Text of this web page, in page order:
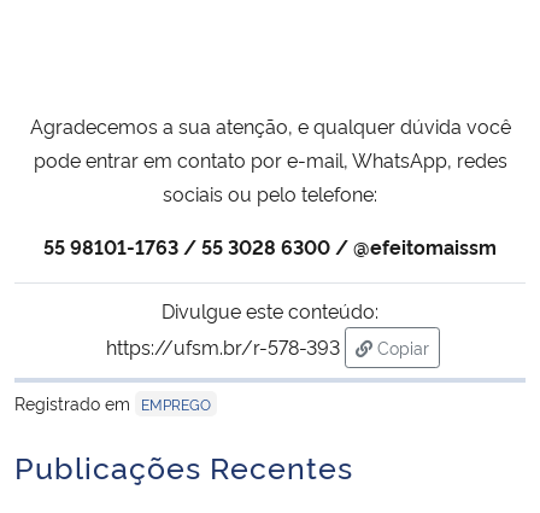
Agradecemos a sua atenção, e qualquer dúvida você
pode entrar em contato por e-mail, WhatsApp, redes
sociais ou pelo telefone:
55 98101-1763 / 55 3028 6300 / @efeitomaissm
Divulgue este conteúdo:
https://ufsm.br/r-578-393
Copiar
para área de
Registrado em
EMPREGO
Publicações Recentes